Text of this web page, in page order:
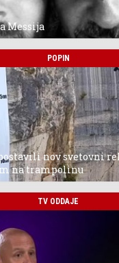
Messija
POPIN
nov svetovni
na trampolinu
TV ODDAJE